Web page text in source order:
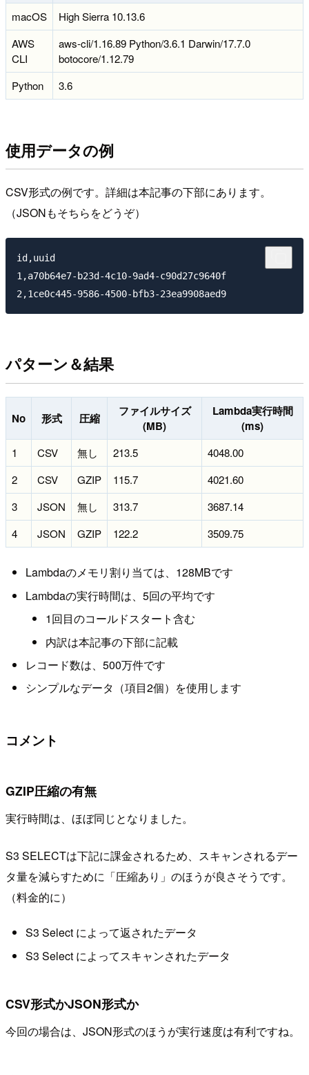
macOS
High Sierra 10.13.6
AWS
CLI
aws-cli/1.16.89 Python/3.6.1 Darwin/17.7.0
botocore/1.12.79
Python
3.6
使用データの例
CSV形式の例です。詳細は本記事の下部にあります。
（JSONもそちらをどうぞ）
id,uuid
1,a70b64e7-b23d-4c10-9ad4-c90d27c9640f
パターン＆結果
No 形式 圧縮
ファイルサイズ
(MB)
Lambda実行時間
(ms)
1 CSV 無し 213.5
4048.00
2
CSV GZIP 115.7
4021.60
3
JSON 無し 313.7
3687.14
4
JSON GZIP 122.2 3509.75
Lambdaのメモリ割り当ては、128MBです
Lambdaの実行時間は、5回の平均です
1回目のコールドスタート含む
内訳は本記事の下部に記載
レコード数は、500万件です
シンプルなデータ（項目2個）を使用します
コメント
GZIP圧縮の有無
実行時間は、ほぼ同じとなりました。
S3 SELECTは下記に課金されるため、スキャンされるデー
タ量を減らすために「圧縮あり」のほうが良さそうです。
（料金的に）
S3 Select によって返されたデータ
S3 Select によってスキャンされたデータ
CSV形式かJSON形式か
今回の場合は、JSON形式のほうが実行速度は有利ですね。